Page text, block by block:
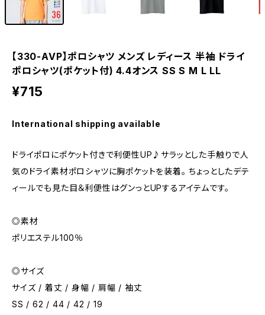
【330-AVP】ポロシャツ メンズ レディース 半袖 ドライ
ポロシャツ(ポケット付) 4.4オンス SS S M L LL
¥715
International shipping available
ドライポロにポケット付きで利便性UP♪サラッとした手触りで人
気のドライ素材ポロシャツに胸ポケットを装着。 ちょっとしたデテ
ィールでも見た目＆利便性はグンっとUPするアイテムです。
◎素材
ポリエステル100％
◎サイズ
サイズ / 着丈 / 身幅 / 肩幅 / 袖丈
SS / 62 / 44 / 42 / 19